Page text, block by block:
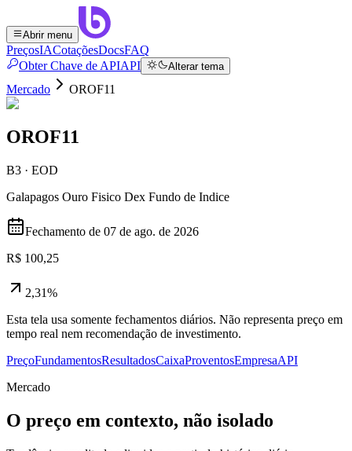
Abrir menu
PreçosIACotaçõesDocsFAQ
Obter Chave de APIAPI Alterar tema
Mercado OROF11
OROF11
B3 · EOD
Galapagos Ouro Fisico Dex Fundo de Indice
Fechamento de 07 de ago. de 2026
R$ 100,25
2,31%
Esta tela usa somente fechamentos diários. Não representa preço em
tempo real nem recomendação de investimento.
PreçoFundamentosResultadosCaixaProventosEmpresaAPI
Mercado
O preço em contexto, não isolado